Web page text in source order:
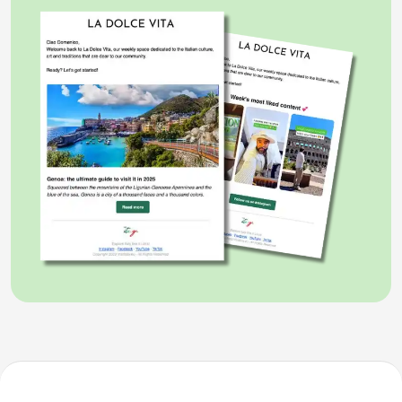
coltivazioni, soprattutto di fiori, ortaggi, ulivi e viti, che
crescono nei terrazzamenti nelle serre. Esistono
differenze tra le località sulla costa, che godono di
temperature più moderate, e quelle nell’entroterra,
dove il clima è più rigido in inverno.
Il settore terziario è molto importante per
l’economia della Liguria, soprattutto per il trasporto
di persone e merci nei porti di Genova, Savona e La
Spezia. Queste città, insieme a Imperia, sono le
province della Liguria. La popolazione vive
maggiormente nella capitale, Genova.
raggiungono numeri elevatissimi. Sono sia i